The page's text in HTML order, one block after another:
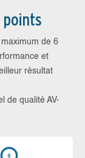
maximum de 6
et
résultat
de qualité AV-